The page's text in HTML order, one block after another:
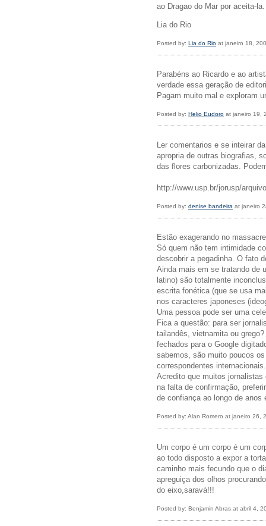
ao Dragao do Mar por aceita-la.
Lia do Rio
Posted by: Lia do Rio at janeiro 18,
Parabéns ao Ricardo e ao
verdade essa geração de
Pagam muito mal e exploram
Posted by: Helio Eudoro at janeiro 19,
Ler comentarios e se inteirar
apropria de outras biografias,
das flores carbonizadas.
http://www.usp.br/jorusp/
Posted by: denise bandeira at janeiro
Estão exagerando no
Só quem não tem intimidade
descobrir a pegadinha. O fato
Ainda mais em se tratando de
latino) são totalmente
escrita fonética (que se usa
nos caracteres japoneses
Uma pessoa pode ser uma
Fica a questão: para ser
tailandês, vietnamita ou
fechados para o Google
sabemos, são muito poucos
correspondentes internacionais.
Acredito que muitos
na falta de confirmação,
de confiança ao longo de anos
Posted by: Alan Romero at janeiro 26,
Um corpo é um corpo é um
ao todo disposto a expor a
caminho mais fecundo que o
apreguiça dos olhos
do eixo,saravá!!!
Posted by: Benjamin Abras at abril 4,